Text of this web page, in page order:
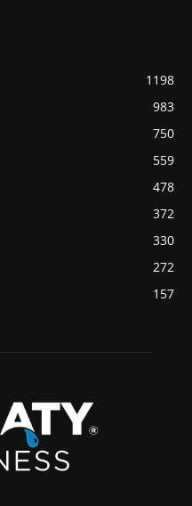
1198
983
750
559
478
372
330
272
157